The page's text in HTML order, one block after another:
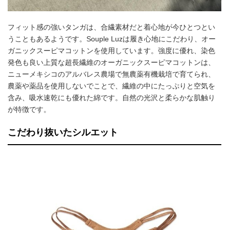
フィット感の強いタンガは、合繊素材だと着心地が今ひとつとい
うこともあるようです。Souple Luzは履き心地にこだわり、オー
ガニックスーピマコットンを使用しています。強度に優れ、染色
発色も良い上質な超長繊維のオーガニックスーピマコットンは、
ニューメキシコのアルバレス農場で無農薬有機栽培で育てられ、
農薬や薬品を使用しないでことで、繊維の中にたっぷりと空気を
含み、吸水速乾にも優れた綿です。自然の光沢と柔らかな肌触り
が特徴です。
こだわり抜いたシルエット